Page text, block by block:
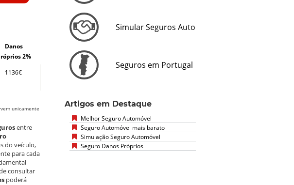
Danos
2%
1136€
unicamente
entre
do veículo,
para cada
consultar
poderá
Simular Seguros Auto
Seguros em Portugal
Artigos em Destaque
Melhor Seguro Automóvel
Seguro Automóvel mais barato
Simulação Seguro Automóvel
Seguro Danos Próprios